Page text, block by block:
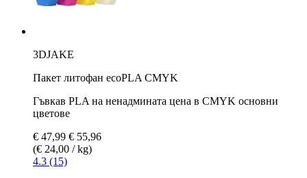
3DJAKE
Пакет литофан ecoPLA CMYK
Гъвкав PLA на ненадмината цена в CMYK основни
цветове
€ 47,99 € 55,96
(€ 24,00 / kg)
4.3 (15)